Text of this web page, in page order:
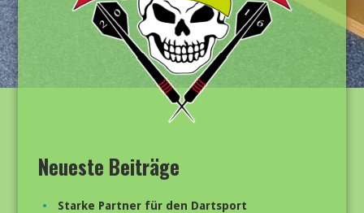
Neueste Beiträge
Starke Partner für den Dartsport